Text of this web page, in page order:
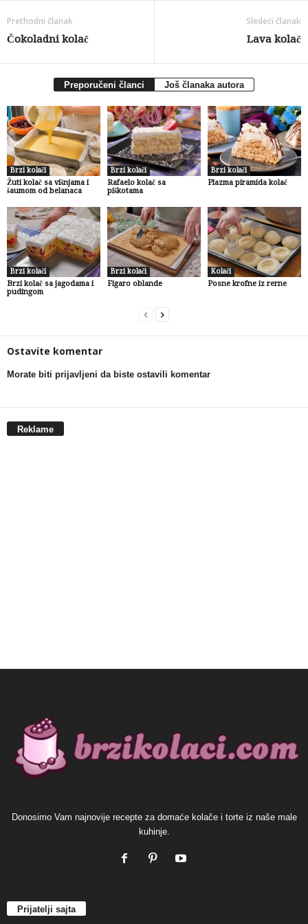
Prethodni članak
Čokoladni kolač
Sledeći članak
Lava kolač
Preporučeni članci Još članaka autora
Brzi kolači
Žuti kolač sa višnjama i
šaumom od belanaca
Brzi kolači
Rafaelo kolač sa
piškotama
Brzi kolači
Plazma piramida kolač
Brzi kolači
Brzi kolač sa jagodama i
pudingom
Brzi kolači
Figaro oblande
Kolači
Posne krofne iz rerne
Ostavite komentar
Morate biti prijavljeni da biste ostavili komentar
Reklame
Donosimo Vam najnovije recepte za domaće kolače i torte iz naše male
kuhinje.
Prijatelji sajta